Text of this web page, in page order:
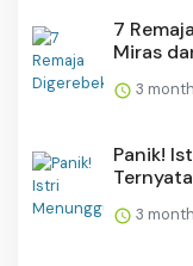
7
Miras
3
Panik!
3